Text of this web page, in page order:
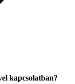
kapcsolatban?